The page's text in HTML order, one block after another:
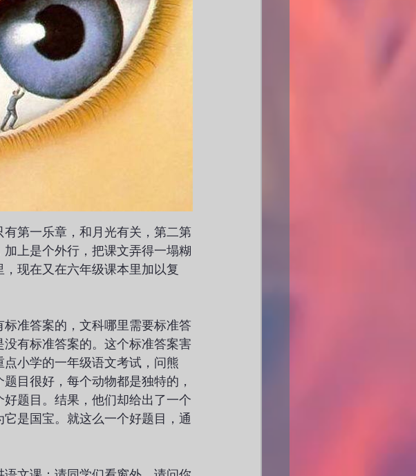
第一乐章，和月光有关，第二第
上是个外行，把课文弄得一塌糊
现在又在六年级课本里加以复
准答案的，文科哪里需要标准答
有标准答案的。这个标准答案害
小学的一年级语文考试，问熊
目很好，每个动物都是独特的，
题目。结果，他们却给出了一个
是国宝。就这么一个好题目，通